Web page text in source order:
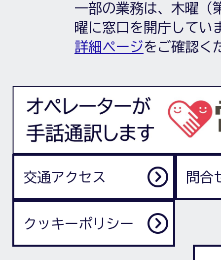
一部の業務は、木曜（
曜に窓口を開庁してい
詳細ページをご確認く
交通アクセス 問合
クッキーポリシー